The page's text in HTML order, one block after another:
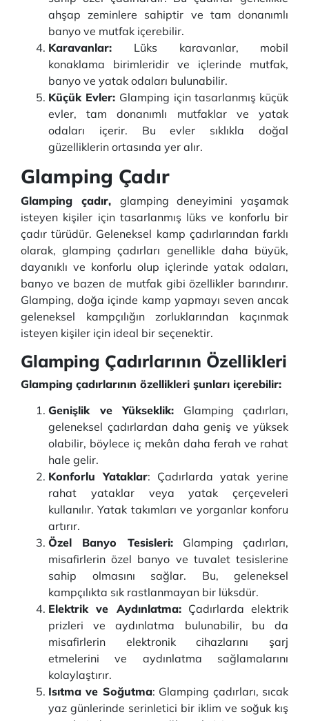
ahşap zeminlere sahiptir ve tam donanımlı
banyo ve mutfak içerebilir.
Karavanlar: Lüks karavanlar, mobil
konaklama birimleridir ve içlerinde mutfak,
banyo ve yatak odaları bulunabilir.
Küçük Evler: Glamping için tasarlanmış küçük
evler, tam donanımlı mutfaklar ve yatak
odaları içerir. Bu evler sıklıkla doğal
güzelliklerin ortasında yer alır.
Glamping Çadır
Glamping çadır, glamping deneyimini yaşamak
isteyen kişiler için tasarlanmış lüks ve konforlu bir
çadır türüdür. Geleneksel kamp çadırlarından farklı
olarak, glamping çadırları genellikle daha büyük,
dayanıklı ve konforlu olup içlerinde yatak odaları,
banyo ve bazen de mutfak gibi özellikler barındırır.
Glamping, doğa içinde kamp yapmayı seven ancak
geleneksel kampçılığın zorluklarından kaçınmak
isteyen kişiler için ideal bir seçenektir.
Glamping Çadırlarının Özellikleri
Glamping çadırlarının özellikleri şunları içerebilir:
Genişlik ve Yükseklik: Glamping çadırları,
geleneksel çadırlardan daha geniş ve yüksek
olabilir, böylece iç mekân daha ferah ve rahat
hale gelir.
Konforlu Yataklar: Çadırlarda yatak yerine
rahat yataklar veya yatak çerçeveleri
kullanılır. Yatak takımları ve yorganlar konforu
artırır.
Özel Banyo Tesisleri:Glamping çadırları,
misafirlerin özel banyo ve tuvalet tesislerine
sahip olmasını sağlar. Bu, geleneksel
kampçılıkta sık rastlanmayan bir lüksdür.
Elektrik ve Aydınlatma:Çadırlarda elektrik
prizleri ve aydınlatma bulunabilir, bu da
misafirlerin elektronik cihazlarını şarj
etmelerini ve aydınlatma sağlamalarını
kolaylaştırır.
Isıtma ve Soğutma: Glamping çadırları, sıcak
yaz günlerinde serinletici bir iklim ve soğuk kış